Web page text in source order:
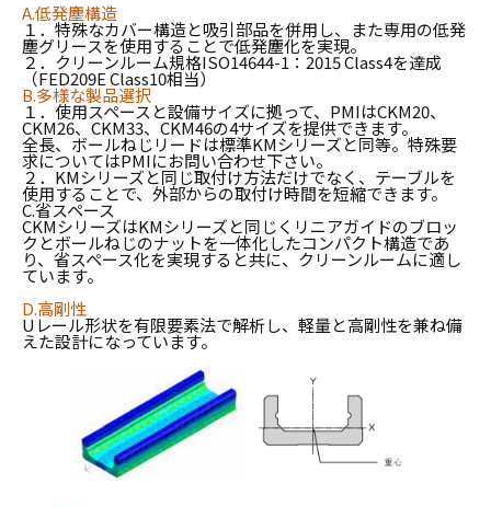
A.低発塵構造
１．特殊なカバー構造と吸引部品を併用し、また専用の低発
塵グリースを使用することで低発塵化を実現。
２． クリーンルーム規格ISO14644-1 ： 2015 Class4を達成
（FED209E Class10相当）
B.多様な製品選択
１．使用スペースと設備サイズに拠って、 PMIはCKM20、
CKM26、 CKM33、 CKM46の4サイズを提供できます。
全長、ボールねじリードは標準KMシリーズと同等。特殊要
求についてはPMIにお問い合わせ下さい。
２． KMシリーズと同じ取付け方法だけでなく、テーブルを
使用することで、外部からの取付け時間を短縮できます。
C.省スペース
CKMシリーズはKMシリーズと同じくリニアガイドのブロッ
クとボールねじのナットを一体化したコンパクト構造であ
り、省スペース化を実現すると共に、クリーンルームに適し
ています。
D.高剛性
U レール形状を有限要素法で解析し、 軽量と高剛性を兼ね備
えた設計になっています。